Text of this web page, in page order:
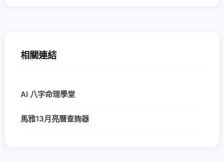
相關連結
AI 八字命理學堂
馬雅13月亮曆查詢器